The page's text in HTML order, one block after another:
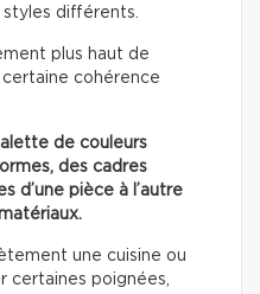
styles différents.
plus haut de
certaine cohérence
de couleurs
des cadres
d’une pièce à l’autre
une cuisine ou
certaines poignées,